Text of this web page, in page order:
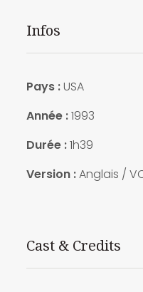
Infos
Pays :USA
Année :1993
Durée :1h39
Version :Anglais /
Cast & Credits